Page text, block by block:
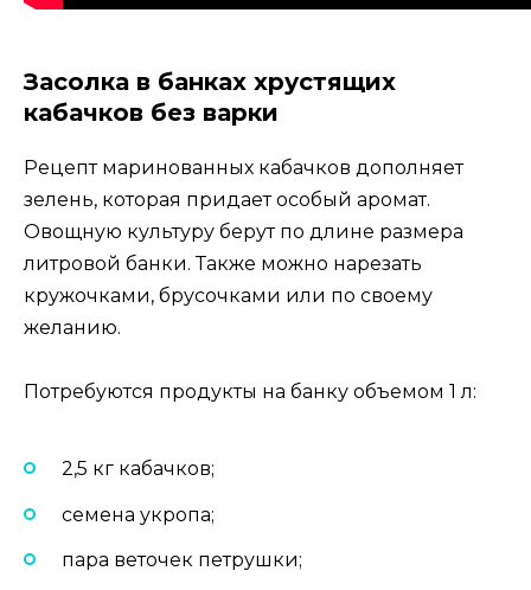
Засолка в банках хрустящих
кабачков без варки
Рецепт маринованных кабачков дополняет
зелень, которая придает особый аромат.
Овощную культуру берут по длине размера
литровой банки. Также можно нарезать
кружочками, брусочками или по своему
желанию.
Потребуются продукты на банку объемом 1 л:
2,5 кг кабачков;
семена укропа;
пара веточек петрушки;